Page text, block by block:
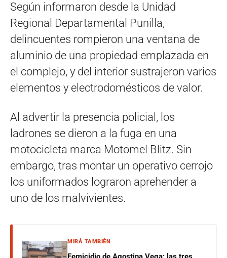
Según informaron desde la Unidad
Regional Departamental Punilla,
delincuentes rompieron una ventana de
aluminio de una propiedad emplazada en
el complejo, y del interior sustrajeron varios
elementos y electrodomésticos de valor.
Al advertir la presencia policial, los
ladrones se dieron a la fuga en una
motocicleta marca Motomel Blitz. Sin
embargo, tras montar un operativo cerrojo
los uniformados lograron aprehender a
uno de los malvivientes.
MIRÁ TAMBIÉN